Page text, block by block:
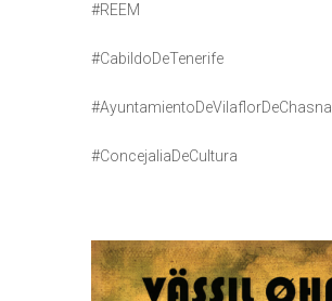
#REEM
#CabildoDeTenerife
#AyuntamientoDeVilaflorDeChasna
#ConcejaliaDeCultura